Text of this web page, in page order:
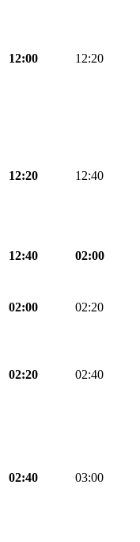
12:00 12:20
12:20 12:40
12:40 02:00
02:00 02:20
02:20 02:40
02:40 03:00